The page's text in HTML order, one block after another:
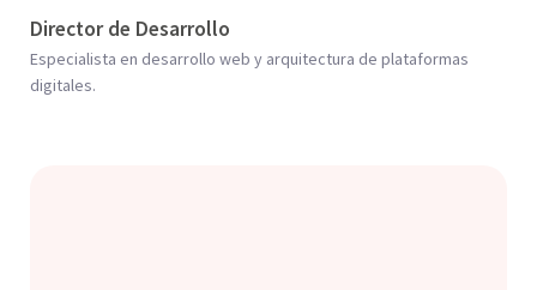
Director de Desarrollo
Especialista en desarrollo web y arquitectura de plataformas
digitales.